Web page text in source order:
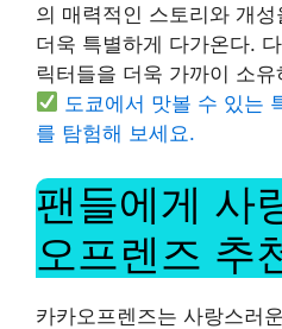
의 매력적인 스토리와 개
더욱 특별하게 다가온다.
릭터들을 더욱 가까이 소
도쿄에서 맛볼 수 있는
를 탐험해 보세요.
팬들에게 사
오프렌즈 추
카카오프렌즈는 사랑스러